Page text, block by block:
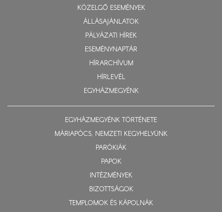
KÖZELGŐ ESEMÉNYEK
ÁLLÁSAJÁNLATOK
PÁLYÁZATI HÍREK
ESEMÉNYNAPTÁR
HÍRARCHÍVUM
HÍRLEVÉL
EGYHÁZMEGYÉNK
EGYHÁZMEGYÉNK TÖRTÉNETE
MÁRIAPÓCS, NEMZETI KEGYHELYÜNK
PARÓKIÁK
PAPOK
INTÉZMÉNYEK
BIZOTTSÁGOK
TEMPLOMOK ÉS KÁPOLNÁK